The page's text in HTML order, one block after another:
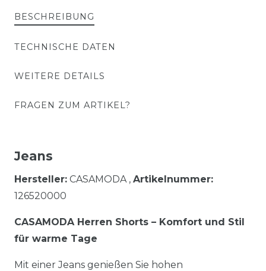
BESCHREIBUNG
TECHNISCHE DATEN
WEITERE DETAILS
FRAGEN ZUM ARTIKEL?
Jeans
Hersteller: CASAMODA , Artikelnummer:
126520000
CASAMODA Herren Shorts – Komfort und Stil
für warme Tage
Mit einer Jeans genießen Sie hohen